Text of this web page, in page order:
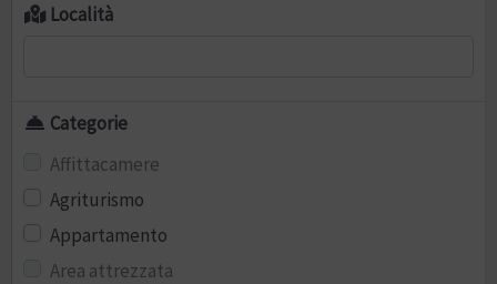
Località
Categorie
Affittacamere
Agriturismo
Appartamento
Area attrezzata